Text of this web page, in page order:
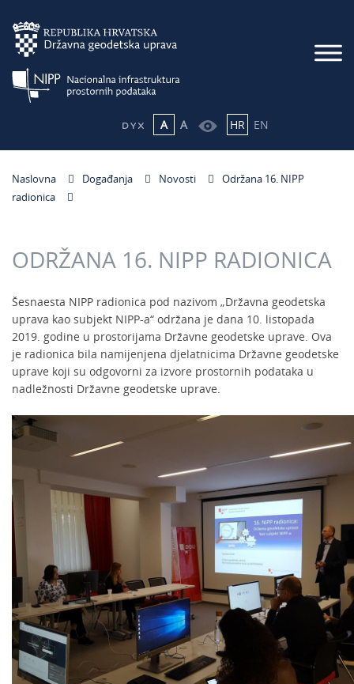
A A HR EN
Naslovna Događanja Novosti
Održana 16. NIPP
radionica
ODRŽANA 16. NIPP RADIONICA
Šesnaesta NIPP radionica pod nazivom „Državna geodetska
uprava kao subjekt NIPP-a“ održana je dana 10. listopada
2019. godine u prostorijama Državne geodetske uprave. Ova
je radionica bila namijenjena djelatnicima Državne geodetske
uprave koji su odgovorni za izvore prostornih podataka u
nadležnosti Državne geodetske uprave.